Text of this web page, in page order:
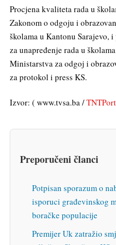
Procjena kvaliteta rada u
Zakonom o odgoju i
školama u Kantonu Sarajevo,
za unapređenje rada u
Ministarstva za odgoj i
za protokol i press KS.
Izvor: ( www.tvsa.ba /
Preporučeni članci
Potpisan sporazum o
isporuci građevinskog
boračke populacije
Premijer Uk zatražio